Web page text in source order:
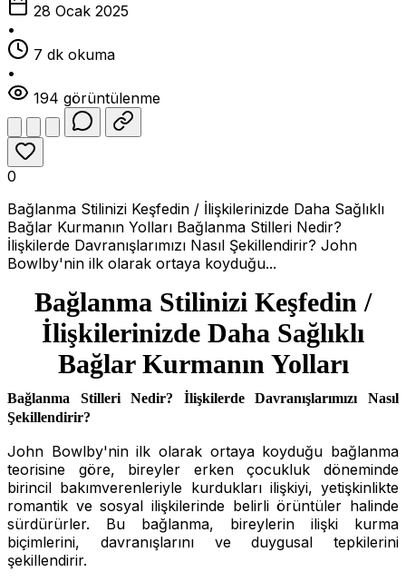
28 Ocak 2025
•
7 dk okuma
•
194 görüntülenme
0
Bağlanma Stilinizi Keşfedin / İlişkilerinizde Daha Sağlıklı
Bağlar Kurmanın Yolları Bağlanma Stilleri Nedir?
İlişkilerde Davranışlarımızı Nasıl Şekillendirir? John
Bowlby'nin ilk olarak ortaya koyduğu...
Bağlanma Stilinizi Keşfedin /
İlişkilerinizde Daha Sağlıklı
Bağlar Kurmanın Yolları
Bağlanma Stilleri Nedir? İlişkilerde Davranışlarımızı Nasıl
Şekillendirir?
John Bowlby'nin ilk olarak ortaya koyduğu bağlanma
teorisine göre, bireyler erken çocukluk döneminde
birincil bakımverenleriyle kurdukları ilişkiyi, yetişkinlikte
romantik ve sosyal ilişkilerinde belirli örüntüler halinde
sürdürürler. Bu bağlanma, bireylerin ilişki kurma
biçimlerini, davranışlarını ve duygusal tepkilerini
şekillendirir.